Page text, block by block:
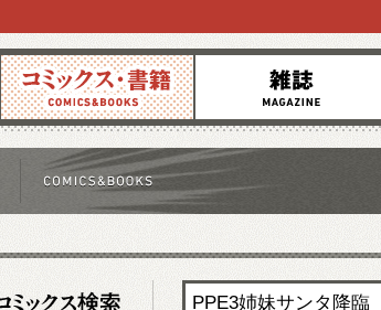
コミックス 雑誌